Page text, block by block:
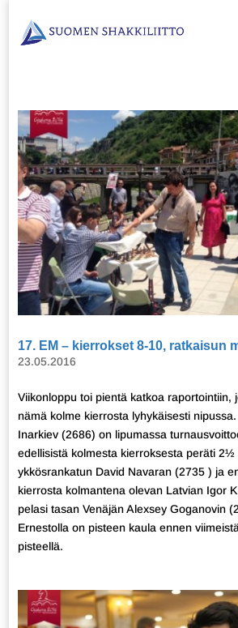
17. EM – kierrokset 8-10, ratkaisun
23.05.2016
Viikonloppu toi pientä katkoa raportointiin,
nämä kolme kierrosta lyhykäisesti
Inarkiev (2686) on lipumassa
edellisistä kolmesta kierroksesta peräti 2½
ykkösrankatun David Navaran (2735 ) ja
kierrosta kolmantena olevan Latvian Igor
pelasi tasan Venäjän Alexsey Goganovin
Ernestolla on pisteen kaula ennen
pisteellä.